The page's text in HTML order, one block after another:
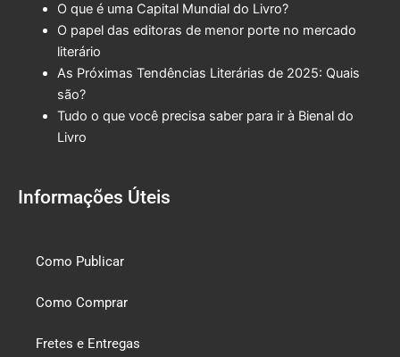
O que é uma Capital Mundial do Livro?
O papel das editoras de menor porte no mercado
literário
As Próximas Tendências Literárias de 2025: Quais
são?
Tudo o que você precisa saber para ir à Bienal do
Livro
Informações Úteis
Como Publicar
Como Comprar
Fretes e Entregas